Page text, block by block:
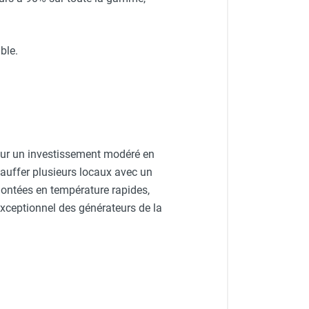
un investissement modéré en
plusieurs locaux avec un
en température rapides,
des générateurs de la